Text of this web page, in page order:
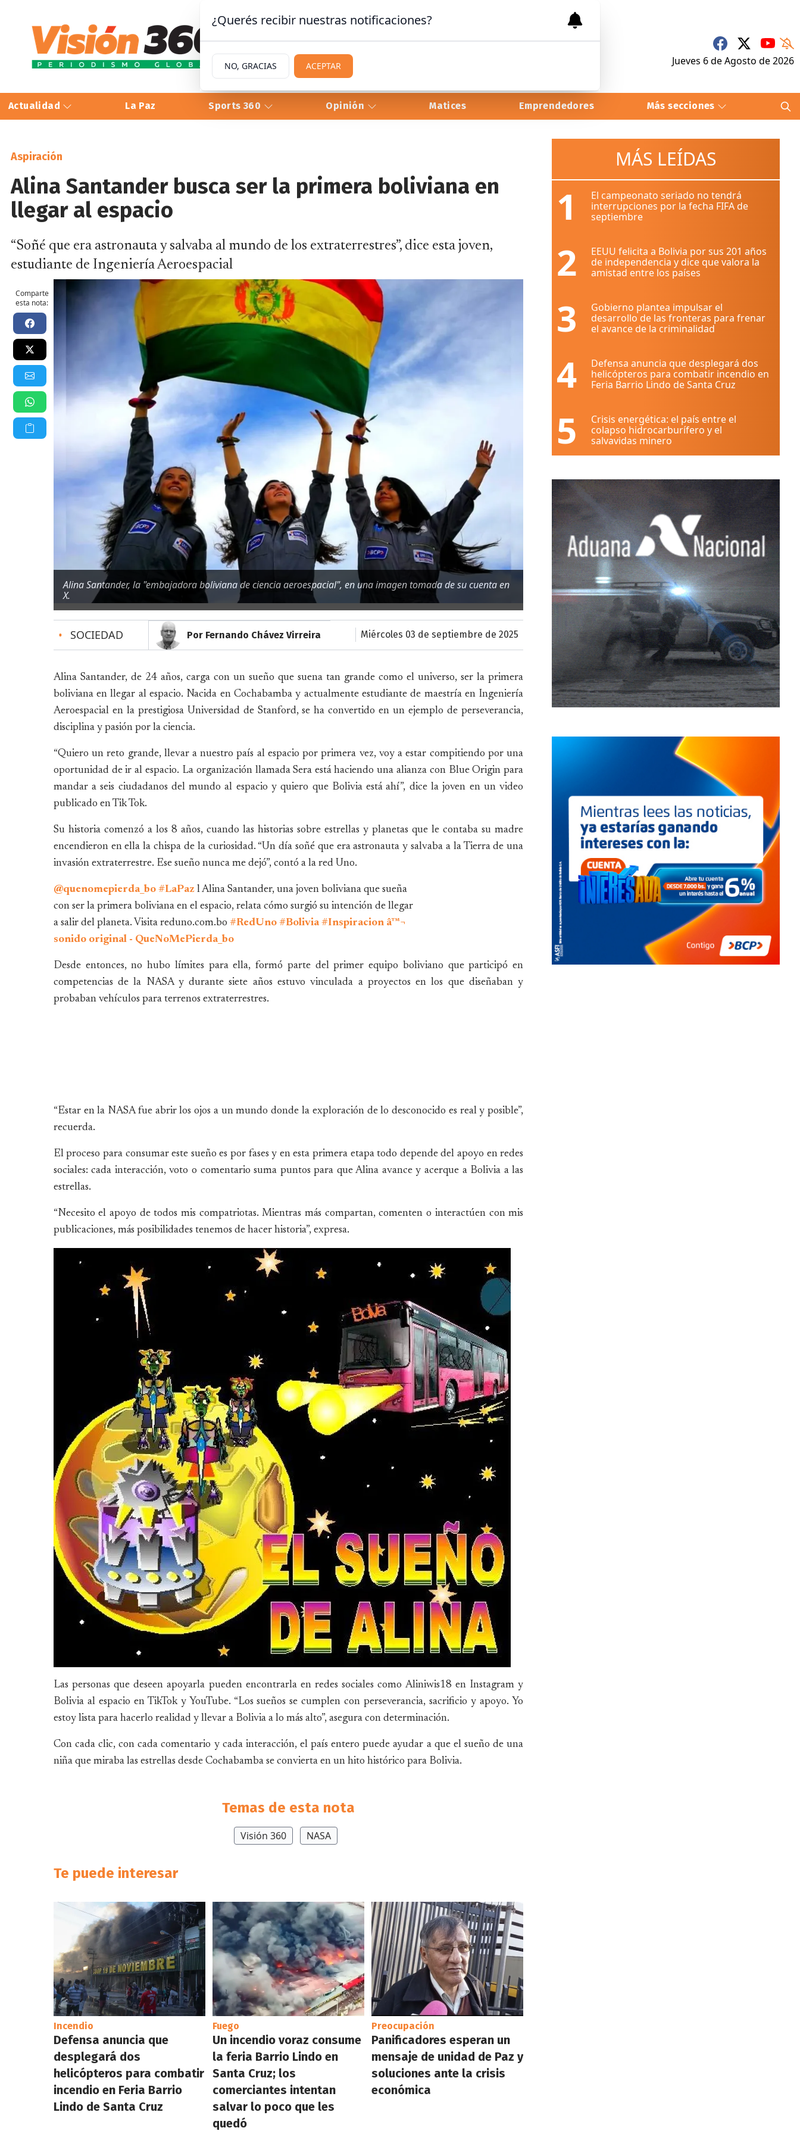
Jueves 6deAgosto de 2026
Actualidad La Paz Sports 360 Opinión Matices Emprendedores Más secciones
Aspiración
Alina Santander busca ser la primera boliviana en
llegar al espacio
“Soñé que era astronauta y salvaba al mundo de los extraterrestres”, dice esta joven,
estudiante de Ingeniería Aeroespacial
Comparte
esta nota:
Alina Santander, la "embajadora boliviana de ciencia aeroespacial", en una imagen tomada de su cuenta en
X.
• SOCIEDAD Por Fernando Chávez Virreira miércoles 03 de septiembre de 2025
Alina Santander, de 24 años, carga con un sueño que suena tan grande como el universo, ser la primera
boliviana en llegar al espacio. Nacida en Cochabamba y actualmente estudiante de maestría en Ingeniería
Aeroespacial en la prestigiosa Universidad de Stanford, se ha convertido en un ejemplo de perseverancia,
disciplina y pasión por la ciencia.
“Quiero un reto grande, llevar a nuestro país al espacio por primera vez, voy a estar compitiendo por una
oportunidad de ir al espacio. La organización llamada Sera está haciendo una alianza con Blue Origin para
mandar a seis ciudadanos del mundo al espacio y quiero que Bolivia está ahí”, dice la joven en un video
publicado en Tik Tok.
Su historia comenzó a los 8 años, cuando las historias sobre estrellas y planetas que le contaba su madre
encendieron en ella la chispa de la curiosidad. “Un día soñé que era astronauta y salvaba a la Tierra de una
invasión extraterrestre. Ese sueño nunca me dejó”, contó a la red Uno.
@quenomepierda_bo #LaPazl Alina Santander, una joven boliviana que sueña
con ser la primera boliviana en el espacio, relata cómo surgió su intención de llegar
a salir del planeta. Visita reduno.com.bo #RedUno #Bolivia #Inspiracion â™¬
sonido original - QueNoMePierda_bo
Desde entonces, no hubo límites para ella, formó parte del primer equipo boliviano que participó en
competencias de la NASA y durante siete años estuvo vinculada a proyectos en los que diseñaban y
probaban vehículos para terrenos extraterrestres.
“Estar en la NASA fue abrir los ojos a un mundo donde la exploración de lo desconocido es real y posible”,
recuerda.
El proceso para consumar este sueño es por fases y en esta primera etapa todo depende del apoyo en redes
sociales: cada interacción, voto o comentario suma puntos para que Alina avance y acerque a Bolivia a las
estrellas.
“Necesito el apoyo de todos mis compatriotas. Mientras más compartan, comenten o interactúen con mis
publicaciones, más posibilidades tenemos de hacer historia”, expresa.
Las personas que deseen apoyarla pueden encontrarla en redes sociales como Aliniwis18 en Instagram y
Bolivia al espacio en TikTok y YouTube. “Los sueños se cumplen con perseverancia, sacrificio y apoyo. Yo
estoy lista para hacerlo realidad y llevar a Bolivia a lo más alto”, asegura con determinación.
Con cada clic, con cada comentario y cada interacción, el país entero puede ayudar a que el sueño de una
niña que miraba las estrellas desde Cochabamba se convierta en un hito histórico para Bolivia.
Temas de esta nota
Visión 360 NASA
Te puede interesar
Incendio
Defensa anuncia que
desplegará dos
helicópteros para combatir
incendio en Feria Barrio
Lindo de Santa Cruz
Fuego
Un incendio voraz consume
la feria Barrio Lindo en
Santa Cruz; los
comerciantes intentan
salvar lo poco que les
quedó
Preocupación
Panificadores esperan un
mensaje de unidad de Paz y
soluciones ante la crisis
económica
MÁS LEÍDAS
1
El campeonato seriado no tendrá
interrupciones por la fecha FIFA de
septiembre
2
EEUU felicita a Bolivia por sus 201 años
de independencia y dice que valora la
amistad entre los países
3
Gobierno plantea impulsar el
desarrollo de las fronteras para frenar
el avance de la criminalidad
4
Defensa anuncia que desplegará dos
helicópteros para combatir incendio en
Feria Barrio Lindo de Santa Cruz
5
Crisis energética: el país entre el
colapso hidrocarburífero y el
salvavidas minero
¿Querés recibir nuestras notificaciones?
NO, GRACIAS ACEPTAR